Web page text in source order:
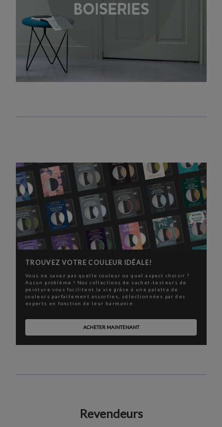
TROUVEZ VOTRE COULEUR IDÉALE!
Vous ne savez pas quelle couleur ou quel aspect choisir ?
Aucun problème ! Nos collections de sachet-testeurs de
peinture vous facilitent la vie grâce à une palette de
couleurs parfaitement assorties, sélectionnées par des
experts en fonction de leur harmonie.
ACHETER MAINTENANT
Revendeurs